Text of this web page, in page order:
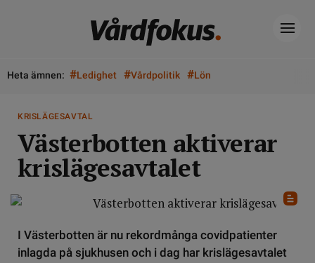
Heta ämnen: #Ledighet #Vårdpolitik #Lön
KRISLÄGESAVTAL
Västerbotten aktiverar
krislägesavtalet
I Västerbotten är nu rekordmånga covidpatienter
inlagda på sjukhusen och i dag har krislägesavtalet